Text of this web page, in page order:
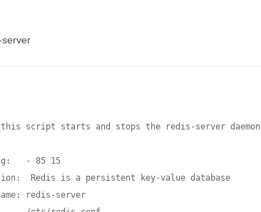
script starts and stops the redis-server daemon
- 85 15
Redis is a persistent key-value database
redis-server